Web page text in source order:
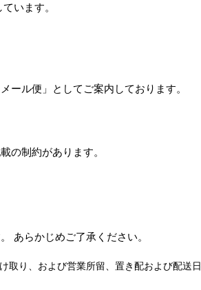
います。
ール便」としてご案内しております。
の制約があります。
あらかじめご了承ください。
取り、および営業所留、置き配および配送日